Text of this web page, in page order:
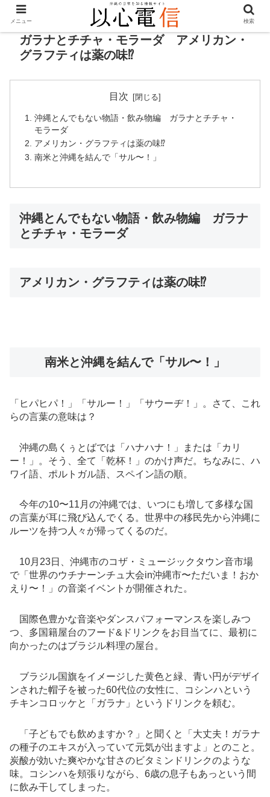
ガラナとチチャ・モラーダ アメリカン・
グラフティは薬の味⁉︎
目次
沖縄とんでもない物語・飲み物編 ガラナとチチャ・
モラーダ
アメリカン・グラフティは薬の味⁉︎
南米と沖縄を結んで「サル〜！」
沖縄とんでもない物語・飲み物編 ガラナ
とチチャ・モラーダ
アメリカン・グラフティは薬の味⁉︎
南米と沖縄を結んで「サル〜！」
「ヒパヒパ！」「サルー！」「サウーヂ！」。さて、これ
らの言葉の意味は？
沖縄の島くぅとばでは「ハナハナ！」または「カリ
ー！」。そう、全て「乾杯！」のかけ声だ。ちなみに、ハ
ワイ語、ポルトガル語、スペイン語の順。
今年の10〜11月の沖縄では、いつにも増して多様な国
の言葉が耳に飛び込んでくる。世界中の移民先から沖縄に
ルーツを持つ人々が帰ってくるのだ。
10月23日、沖縄市のコザ・ミュージックタウン音市場
で「世界のウチナーンチュ大会in沖縄市〜ただいま！おか
えり〜！」の音楽イベントが開催された。
国際色豊かな音楽やダンスパフォーマンスを楽しみつ
つ、多国籍屋台のフード&ドリンクをお目当てに、最初に
向かったのはブラジル料理の屋台。
ブラジル国旗をイメージした黄色と緑、青い円がデザイ
ンされた帽子を被った60代位の女性に、コシンハという
チキンコロッケと「ガラナ」というドリンクを頼む。
「子どもでも飲めますか？」と聞くと「大丈夫！ガラナ
の種子のエキスが入っていて元気が出ますよ」とのこと。
炭酸が効いた爽やかな甘さのビタミンドリンクのような
味。コシンハを頬張りながら、6歳の息子もあっという間
に飲み干してしまった。
メニュー 検索